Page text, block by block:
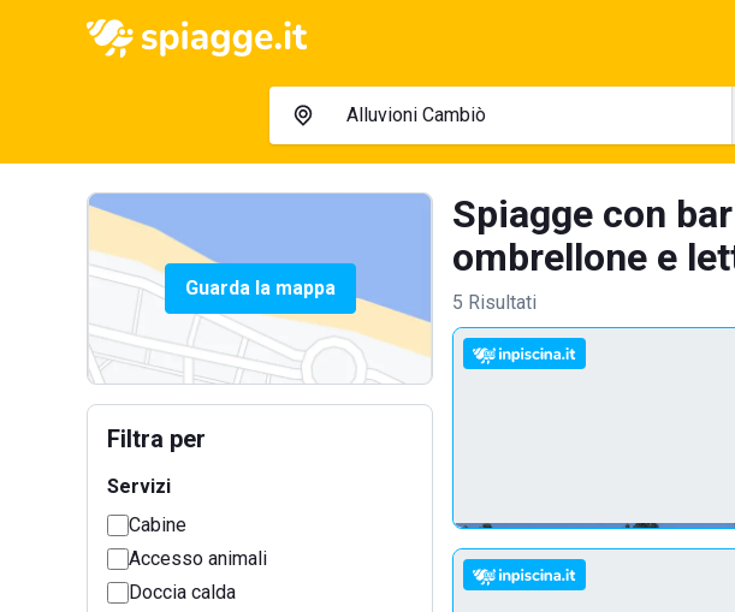
Guarda la mappa
Filtra per
Servizi
Cabine
Accesso animali
Doccia calda
Spiagge con
ombrellone e
5 Risultati